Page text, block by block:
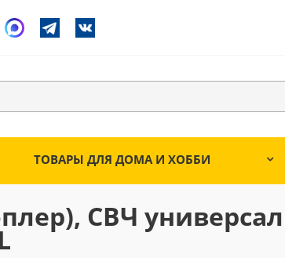
ТОВАРЫ ДЛЯ ДОМА И ХОББИ
СВЧ